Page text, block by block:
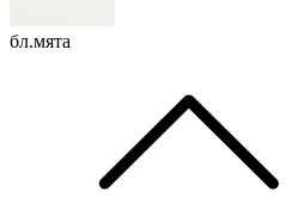
бл.мята